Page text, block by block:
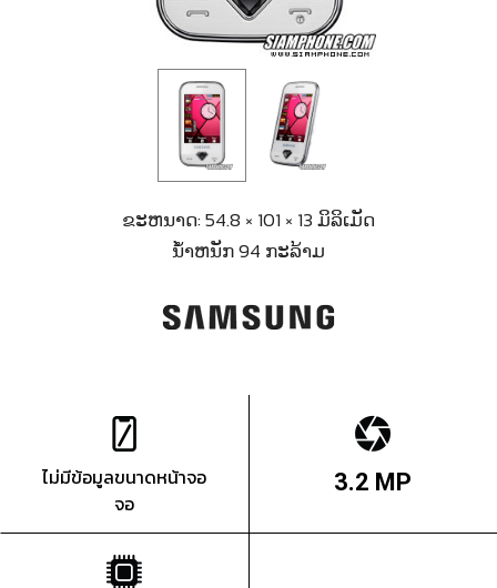
ຂະຫນາດ: 54.8 × 101 × 13 ມິລິເມັດ
ນ້ຳຫນັກ 94 ກະລ້າມ
ไม่มีข้อมูลขนาดหน้าจอ
จอ
3.2 MP